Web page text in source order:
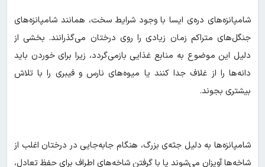
شامپانزه‌های دره‌ی ایسا با وجود شرایط سخت، همانند شامپانزه‌های
جنگل‌های متراکم زمان زیادی را روی درختان می‌گذرانند. بخشی از
دلیل این موضوع به منابع غذایی بازمی‌گردد، زیرا برای خوردن باید
دانه‌ها را از غلاف جدا کنند یا میوه‌های نارس و فیبری را با تلاش
بیشتری بجوند.
شامپانزه‌ها به دلیل جثه‌ی بزرگ، هنگام جابه‌جایی در درختان اغلب از
شاخه‌ها آویزان می‌شوند یا با گرفتن شاخه‌های اطراف برای حفظ تعادل،